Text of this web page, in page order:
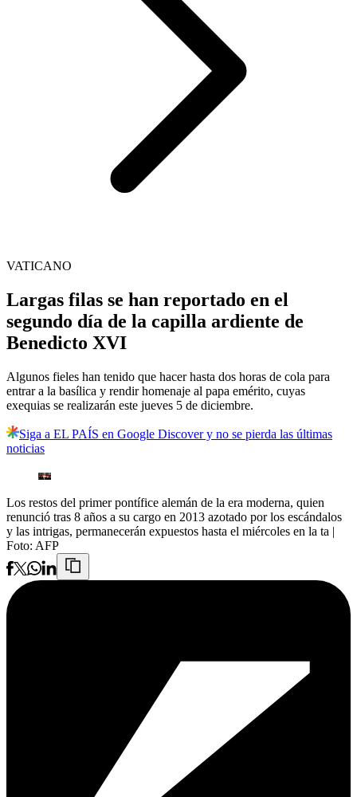
VATICANO
Largas filas se han reportado en el
segundo día de la capilla ardiente de
Benedicto XVI
Algunos fieles han tenido que hacer hasta dos horas de cola para
entrar a la basílica y rendir homenaje al papa emérito, cuyas
exequias se realizarán este jueves 5 de diciembre.
Siga a EL PAÍS en Google Discover y no se pierda las últimas
noticias
Los restos del primer pontífice alemán de la era moderna, quien
renunció tras 8 años a su cargo en 2013 azotado por los escándalos
y las intrigas, permanecerán expuestos hasta el miércoles en la ta |
Foto: AFP